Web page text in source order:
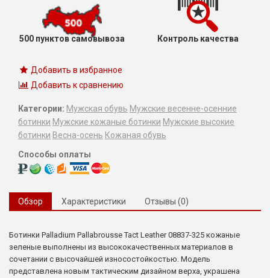
500 пунктов самовывоза Контроль качества
Добавить в избранное
Добавить к сравнению
Категории: Мужская обувь Мужские весенне-осенние
ботинки Мужские кожаные ботинки Мужские высокие
ботинки Весна-осень Кожаная обувь
Способы оплаты
Обзор Характеристики Отзывы (0)
Ботинки Palladium Pallabrousse Tact Leather 08837-325 кожаные
зеленые выполнены из высококачественных материалов в
сочетании с высочайшей износостойкостью. Модель
представлена новым тактическим дизайном верха, украшена